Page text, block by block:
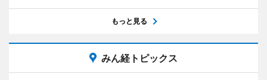
もっと見る
みん経トピックス